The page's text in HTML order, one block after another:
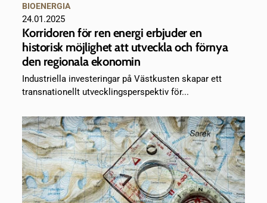
BIOENERGIA
24.01.2025
Korridoren för ren energi erbjuder en
historisk möjlighet att utveckla och förnya
den regionala ekonomin
Industriella investeringar på Västkusten skapar ett
transnationellt utvecklingsperspektiv för...